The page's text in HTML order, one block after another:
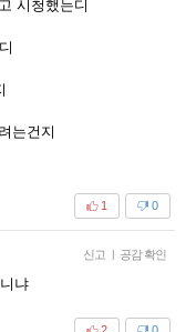
시청했는디
는건지
0
1
신고 | 공감 확인
냐